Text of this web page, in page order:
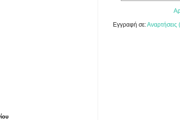
Εγγραφή σε:Αναρτήσεις